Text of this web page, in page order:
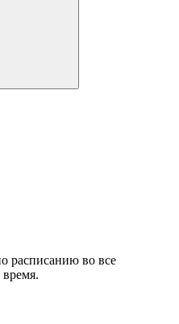
расписанию во все